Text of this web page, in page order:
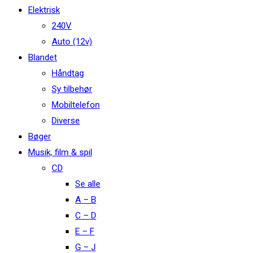
Elektrisk
240V
Auto (12v)
Blandet
Håndtag
Sy tilbehør
Mobiltelefon
Diverse
Bøger
Musik, film & spil
CD
Se alle
A – B
C – D
E – F
G – J